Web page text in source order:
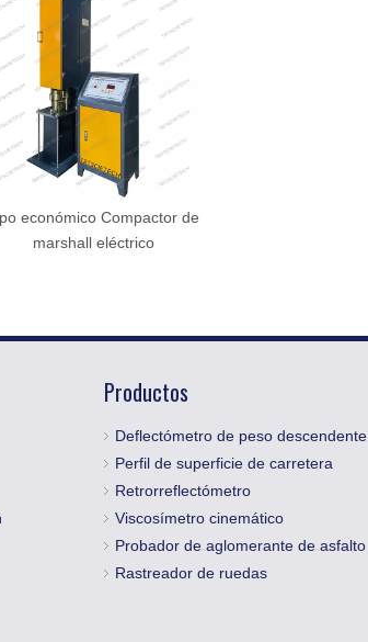
económico Compactor de
marshall eléctrico
Productos
Deflectómetro de peso descendente
Perfil de superficie de carretera
Retrorreflectómetro
Viscosímetro cinemático
Probador de aglomerante de asfalto
Rastreador de ruedas